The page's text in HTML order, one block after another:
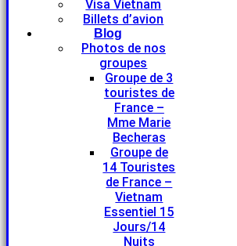
Visa Vietnam
Billets d’avion
Blog
Photos de nos
groupes
Groupe de 3
touristes de
France –
Mme Marie
Becheras
Groupe de
14 Touristes
de France –
Vietnam
Essentiel 15
Jours/14
Nuits